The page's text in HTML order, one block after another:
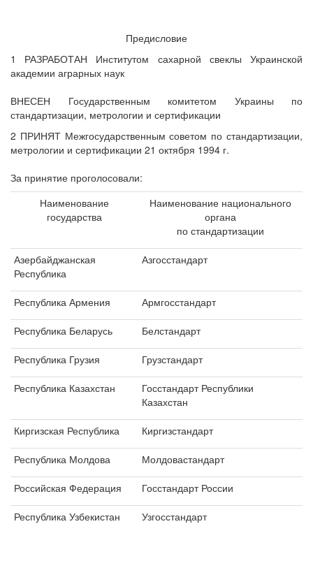
Предисловие
1 РАЗРАБОТАН Институтом сахарной свеклы Украинской
академии аграрных наук
ВНЕСЕН Государственным комитетом Украины по
стандартизации, метрологии и сертификации
2 ПРИНЯТ Межгосударственным советом по стандартизации,
метрологии и сертификации 21 октября 1994 г.
За принятие проголосовали:
Наименование
государства
Наименование национального
органа
по стандартизации
Азербайджанская
Республика
Азгосстандарт
Республика Армения Армгосстандарт
Республика Беларусь Белстандарт
Республика Грузия Грузстандарт
Республика Казахстан
Госстандарт Республики
Казахстан
Киргизская Республика Киргизстандарт
Республика Молдова Молдовастандарт
Российская Федерация Госстандарт России
Республика Узбекистан Узгосстандарт